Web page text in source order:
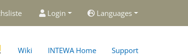
Login Languages
Wiki INTEWA Home Support